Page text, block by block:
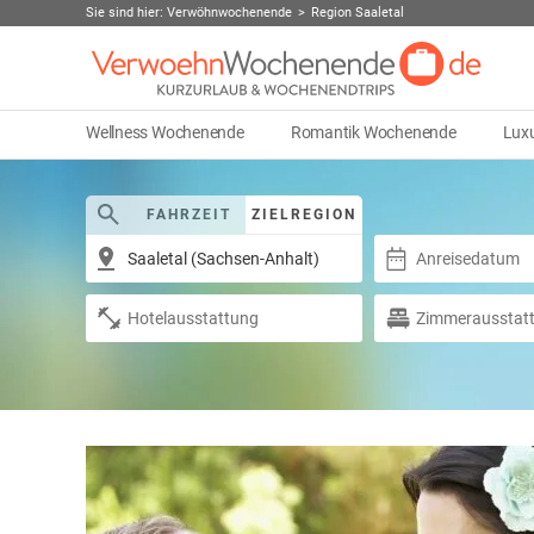
Sie sind hier: Verwöhnwochenende Region Saaletal
Wellness Wochenende Romantik Wochenende
FAHRZEIT ZIELREGION